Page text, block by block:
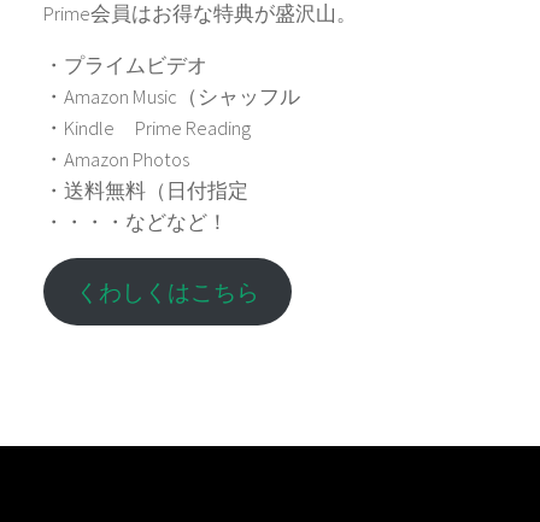
Prime会員はお得な特典が盛沢山。
・プライムビデオ
・Amazon Music（シャッフル
・Kindle Prime Reading
・Amazon Photos
・送料無料（日付指定
・・・・などなど！
くわしくはこちら